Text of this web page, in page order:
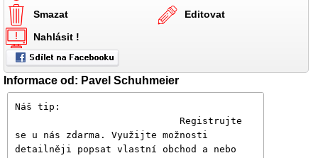
Smazat
Editovat
Nahlásit !
Informace od: Pavel Schuhmeier